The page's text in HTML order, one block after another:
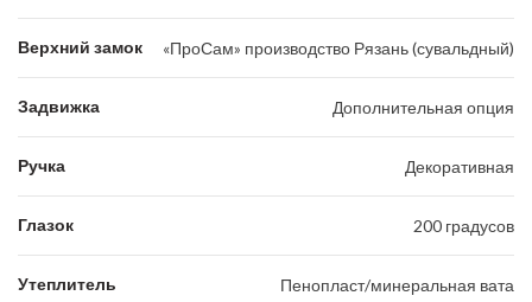
Верхний замок «ПроСам» производство Рязань (сувальдный)
Задвижка Дополнительная опция
Ручка Декоративная
Глазок 200 градусов
Утеплитель Пенопласт/минеральная вата